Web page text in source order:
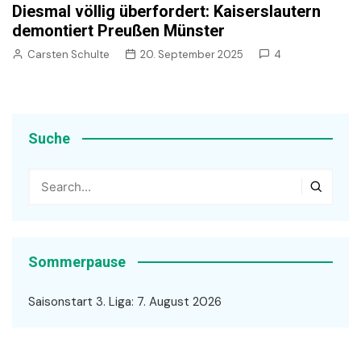
Diesmal völlig überfordert: Kaiserslautern
demontiert Preußen Münster
Carsten Schulte 20. September 2025 4
Suche
Sommerpause
Saisonstart 3. Liga: 7. August 2026